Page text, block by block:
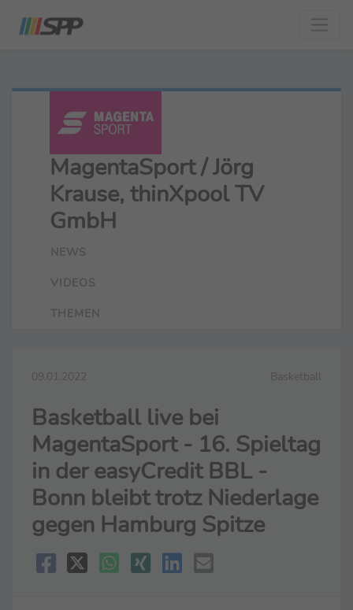
MagentaSport / Jörg
Krause, thinXpool TV
GmbH
NEWS
VIDEOS
THEMEN
09.01.2022 Basketball
Basketball live bei
MagentaSport - 16. Spieltag
in der easyCredit BBL -
Bonn bleibt trotz Niederlage
gegen Hamburg Spitze